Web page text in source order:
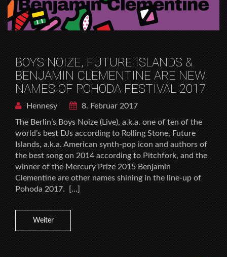
BOYS NOIZE, FUTURE ISLANDS &
BENJAMIN CLEMENTINE ARE NEW
NAMES OF POHODA FESTIVAL 2017
Hennesy
8. Februar 2017
The Berlinʼs Boys Noize (Live), a.k.a. one of ten of the
worldʼs best DJs according to Rolling Stone, Future
Islands, a.k.a. American synth-pop icon and authors of
the best song on 2014 according to Pitchfork, and the
winner of the Mercury Prize 2015 Benjamin
Clementine are other names shining in the line-up of
Pohoda 2017. […]
Weiter